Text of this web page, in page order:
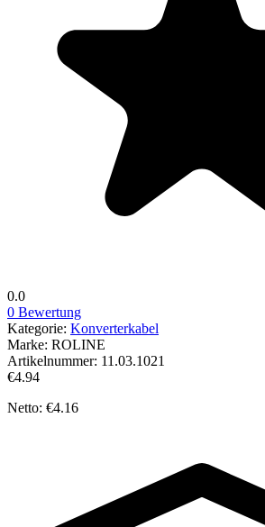
0.0
0 Bewertung
Kategorie: Konverterkabel
Marke: ROLINE
Artikelnummer: 11.03.1021
€4.94
Netto: €4.16